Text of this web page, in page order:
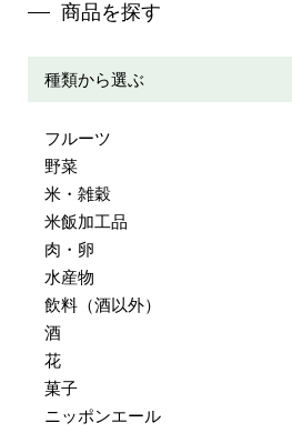
商品を探す
種類から選ぶ
フルーツ
野菜
米・雑穀
米飯加工品
肉・卵
水産物
飲料（酒以外）
酒
花
菓子
ニッポンエール